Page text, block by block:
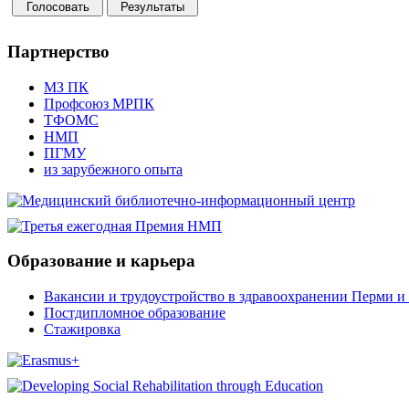
Партнерство
МЗ ПК
Профсоюз МРПК
ТФОМС
НМП
ПГМУ
из зарубежного опыта
Образование и карьера
Вакансии и трудоустройство в здравоохранении Перми и
Постдипломное образование
Стажировка